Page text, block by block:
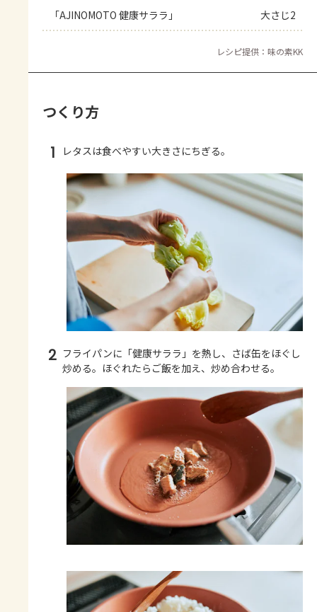
「AJINOMOTO 健康サララ」 大さじ2
レシピ提供：味の素KK
つくり方
1 レタスは食べやすい大きさにちぎる。
2 フライパンに「健康サララ」を熱し、さば缶をほぐし
炒める。ほぐれたらご飯を加え、炒め合わせる。